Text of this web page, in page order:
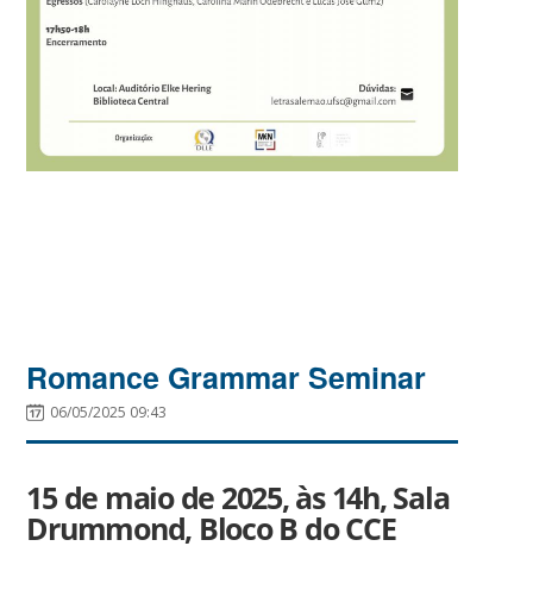
Romance Grammar Seminar
06/05/2025 09:43
15 de maio de 2025, às 14h, Sala
Drummond, Bloco B do CCE